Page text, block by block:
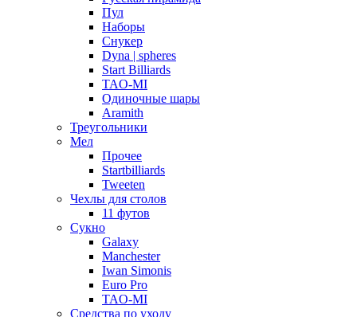
Пул
Наборы
Снукер
Dyna | spheres
Start Billiards
TAO-MI
Одиночные шары
Aramith
Треугольники
Мел
Прочее
Startbilliards
Tweeten
Чехлы для столов
11 футов
Сукно
Galaxy
Manchester
Iwan Simonis
Euro Pro
TAO-MI
Средства по уходу